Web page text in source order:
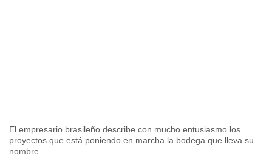
El empresario brasileño describe con mucho entusiasmo los
proyectos que está poniendo en marcha la bodega que lleva su
nombre.